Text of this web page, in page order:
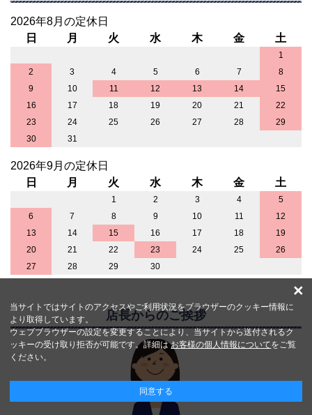
2026年8月の定休日
日
月 火 水 木 金 土
1
2
3 4 5 6 7
8
9
10 11 12 13 14
15
16
17 18 19 20 21
22
23
24 25 26 27 28
29
30
31
2026年9月の定休日
日
月 火 水 木 金 土
1 2 3 4
5
6
7 8 9 10 11
12
13
14 15 16 17 18
19
20
21 22 23 24 25
26
27
28 29 30
店長からのご挨拶
当サイトではサイトのアクセスやご利用状況をブラウザーのクッキー情報に
より取得しています。
ウェブブラウザーの設定を変更することにより、当サイトから送付されるク
ッキーの受け取り拒否が可能です。詳細はお客様の個人情報についてをご覧
ください。
同意する
×